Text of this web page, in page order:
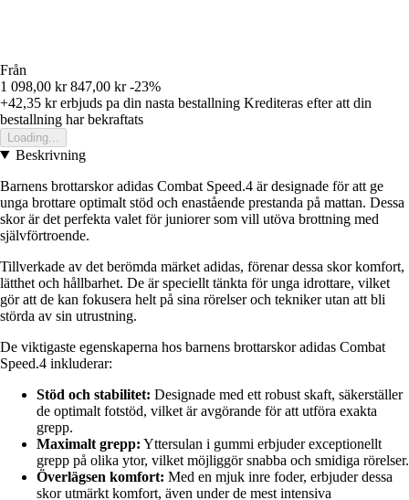
Från
1 098,00 kr 847,00 kr -23%
+42,35 krerbjuds pa din nasta bestallning Krediteras efter att din
bestallning har bekraftats
Loading...
Beskrivning
Barnens brottarskor adidas Combat Speed.4 är designade för att ge
unga brottare optimalt stöd och enastående prestanda på mattan. Dessa
skor är det perfekta valet för juniorer som vill utöva brottning med
självförtroende.
Tillverkade av det berömda märket adidas, förenar dessa skor komfort,
lätthet och hållbarhet. De är speciellt tänkta för unga idrottare, vilket
gör att de kan fokusera helt på sina rörelser och tekniker utan att bli
störda av sin utrustning.
De viktigaste egenskaperna hos barnens brottarskor adidas Combat
Speed.4 inkluderar:
Stöd och stabilitet: Designade med ett robust skaft, säkerställer
de optimalt fotstöd, vilket är avgörande för att utföra exakta
grepp.
Maximalt grepp: Yttersulan i gummi erbjuder exceptionellt
grepp på olika ytor, vilket möjliggör snabba och smidiga rörelser.
Överlägsen komfort: Med en mjuk inre foder, erbjuder dessa
skor utmärkt komfort, även under de mest intensiva